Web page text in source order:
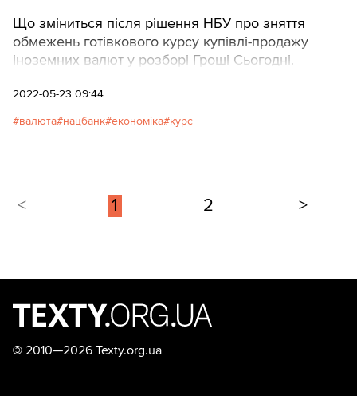
Що зміниться після рішення НБУ про зняття
обмежень готівкового курсу купівлі-продажу
іноземних валют у розборі Гроші Сьогодні.
2022-05-23 09:44
валюта нацбанк економіка курс
< 1 2 >
© 2010—2026 Texty.org.ua